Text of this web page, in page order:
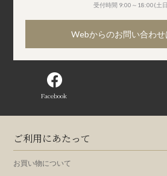
受付時間 9:00～18:00(土
Webからのお問い合わせ
Facebook
ご利用にあたって
お買い物について